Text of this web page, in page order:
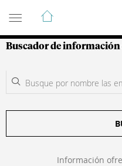
Guía de
Buscador de información
Información